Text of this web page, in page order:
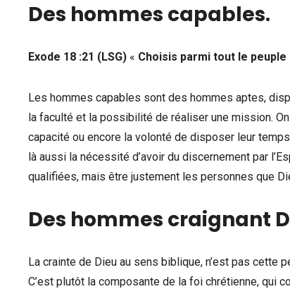
Des hommes capables.
Exode 18 :21 (LSG) « Choisis parmi tout le
Les hommes capables sont des hommes aptes,
la faculté et la possibilité de réaliser une mission.
capacité ou encore la volonté de disposer leur
là aussi la nécessité d’avoir du discernement par
qualifiées, mais être justement les personnes que
Des hommes craignant
La crainte de Dieu au sens biblique, n’est pas cette
C’est plutôt la composante de la foi chrétienne, qui